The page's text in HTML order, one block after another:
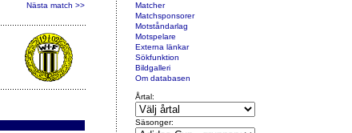
Nästa match >>
Matcher
Matchsponsorer
Motståndarlag
Motspelare
Externa länkar
Sökfunktion
Bildgalleri
Om databasen
Årtal:
Säsonger: